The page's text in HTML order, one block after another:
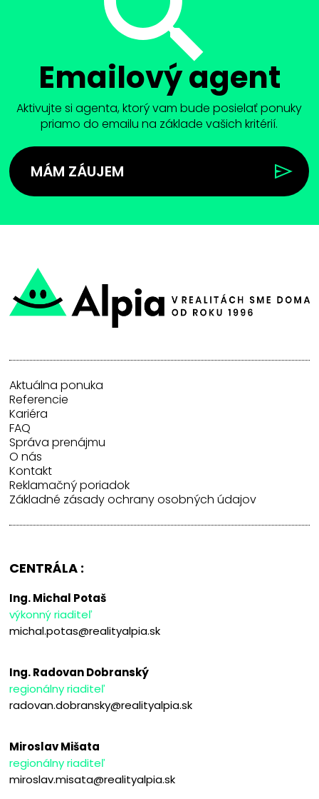
Emailový agent
Aktivujte si agenta, ktorý vam bude posielať ponuky
priamo do emailu na základe vašich kritérií.
MÁM ZÁUJEM
Aktuálna ponuka
Referencie
Kariéra
FAQ
Správa prenájmu
O nás
Kontakt
Reklamačný poriadok
Základné zásady ochrany osobných údajov
CENTRÁLA :
Ing. Michal Potaš
výkonný riaditeľ
michal.potas@realityalpia.sk
Ing. Radovan Dobranský
regionálny riaditeľ
radovan.dobransky@realityalpia.sk
Miroslav Mišata
regionálny riaditeľ
miroslav.misata@realityalpia.sk